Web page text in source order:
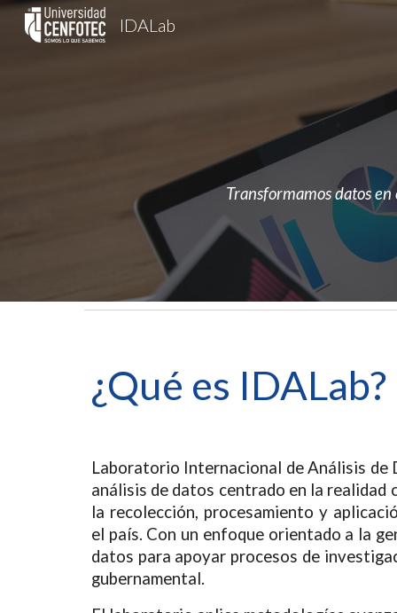
IDALab
Transformamos datos
¿Qué es IDALab?
Laboratorio Internacional de Análisis de
análisis de datos centrado en la
la recolección, procesamiento y
el país. Con un enfoque orientado a la
datos para apoyar procesos de
gubernamental.